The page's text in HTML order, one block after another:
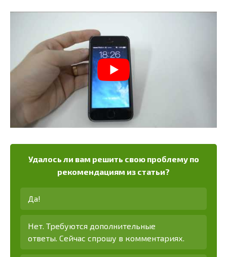
Удалось ли вам решить свою проблему по
рекомендациям из статьи?
Да!
Нет. Требуются дополнительные
ответы. Сейчас спрошу в комментариях.